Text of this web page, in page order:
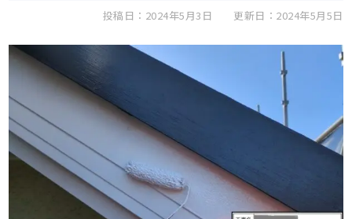
投稿日：2024年5月3日 更新日：2024年5月5日